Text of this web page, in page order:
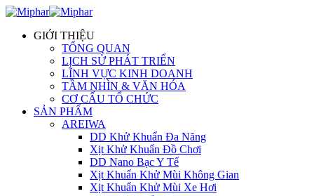
GIỚI THIỆU
TỔNG QUAN
LỊCH SỬ PHÁT TRIỂN
LĨNH VỰC KINH DOANH
TẦM NHÌN & VĂN HÓA
CƠ CẤU TỔ CHỨC
SẢN PHẨM
AREIWA
DD Khử Khuẩn Đa Năng
Xịt Khử Khuẩn Đồ Chơi
DD Nano Bạc Y Tế
Xịt Khuẩn Khử Mùi Không Gian
Xịt Khuẩn Khử Mùi Xe Hơi